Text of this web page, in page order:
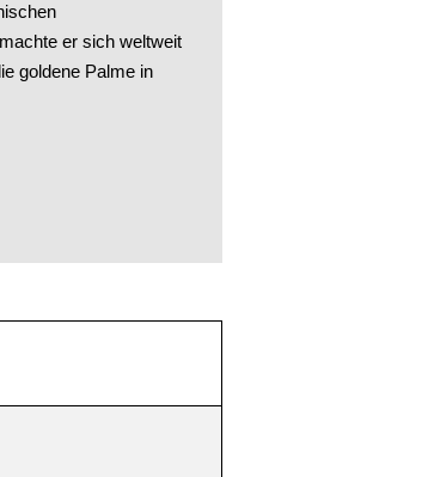
er sich weltweit
goldene Palme in